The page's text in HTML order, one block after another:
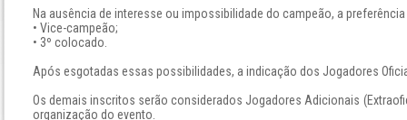
Na ausência de interesse ou impossibilidade do campeão, a
• Vice-campeão;
• 3º colocado.
Após esgotadas essas possibilidades, a indicação dos Jogadores
Os demais inscritos serão considerados Jogadores Adicionais
organização do evento.